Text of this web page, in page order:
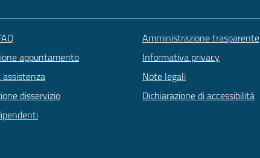
appuntamento
assistenza
disservizio
Amministrazione trasparente
Informativa privacy
Note legali
Dichiarazione di accessibilità